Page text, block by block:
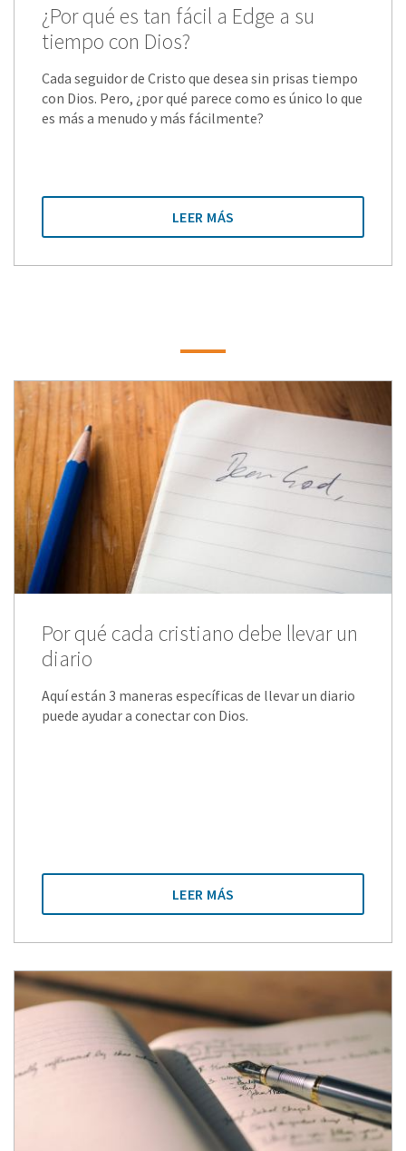
¿Por qué es tan fácil a Edge a su
tiempo con Dios?
Cada seguidor de Cristo que desea sin prisas tiempo
con Dios. Pero, ¿por qué parece como es único lo que
es más a menudo y más fácilmente?
LEER MÁS
Por qué cada cristiano debe llevar un
diario
Aquí están 3 maneras específicas de llevar un diario
puede ayudar a conectar con Dios.
LEER MÁS